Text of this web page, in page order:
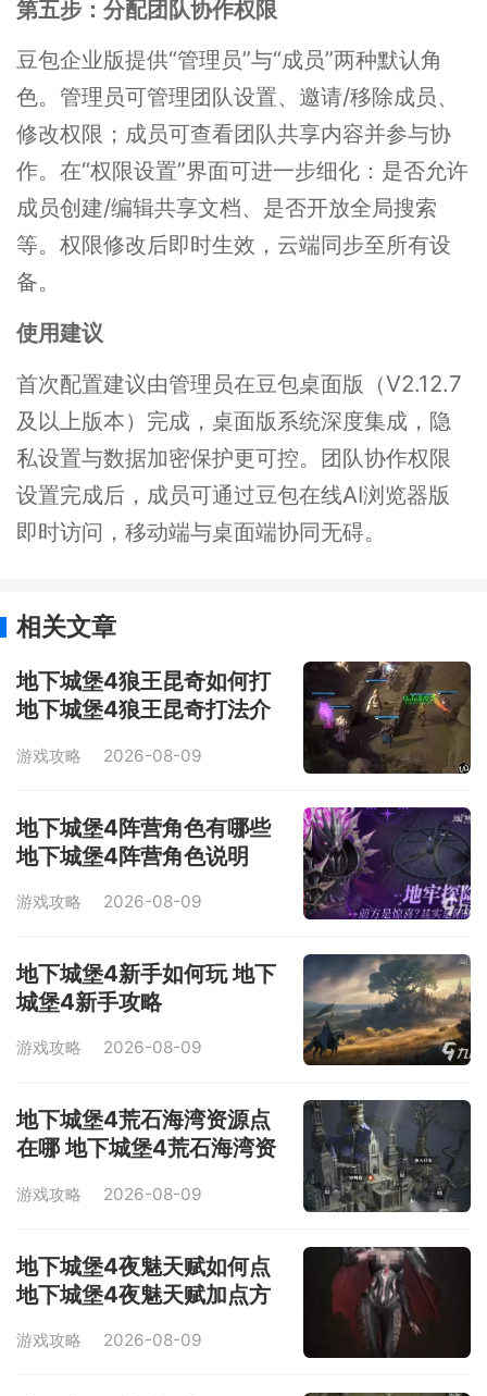
第五步：分配团队协作权限
豆包企业版提供“管理员”与“成员”两种默认角
色。管理员可管理团队设置、邀请/移除成员、
修改权限；成员可查看团队共享内容并参与协
作。在“权限设置”界面可进一步细化：是否允许
成员创建/编辑共享文档、是否开放全局搜索
等。权限修改后即时生效，云端同步至所有设
备。
使用建议
首次配置建议由管理员在豆包桌面版（V2.12.7
及以上版本）完成，桌面版系统深度集成，隐
私设置与数据加密保护更可控。团队协作权限
设置完成后，成员可通过豆包在线AI浏览器版
即时访问，移动端与桌面端协同无碍。
相关文章
地下城堡4狼王昆奇如何打
地下城堡4狼王昆奇打法介
游戏攻略 2026-08-09
地下城堡4阵营角色有哪些
地下城堡4阵营角色说明
游戏攻略 2026-08-09
地下城堡4新手如何玩 地下
城堡4新手攻略
游戏攻略 2026-08-09
地下城堡4荒石海湾资源点
在哪 地下城堡4荒石海湾资
游戏攻略 2026-08-09
地下城堡4夜魅天赋如何点
地下城堡4夜魅天赋加点方
游戏攻略 2026-08-09